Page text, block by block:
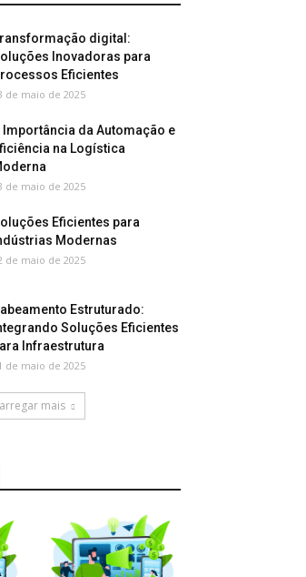
digital:
Inovadoras para
Eficientes
de maio de 2025
Importância da Automação e
na Logística
de maio de 2025
Eficientes para
Modernas
de maio de 2025
Estruturado:
Soluções Eficientes
Infraestrutura
de maio de 2025
mais